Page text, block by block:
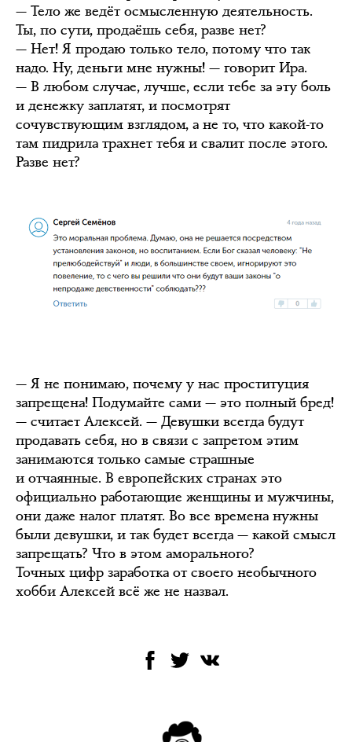
— Тело же ведёт осмысленную деятельность.
Ты, по сути, продаёшь себя, разве нет?
— Нет! Я продаю только тело, потому что так
надо. Ну, деньги мне нужны! — говорит Ира.
— В любом случае, лучше, если тебе за эту боль
и денежку заплатят, и посмотрят
сочувствующим взглядом, а не то, что какой-то
там пидрила трахнет тебя и свалит после этого.
Разве нет?
— Я не понимаю, почему у нас проституция
запрещена! Подумайте сами — это полный бред!
— считает Алексей. — Девушки всегда будут
продавать себя, но в связи с запретом этим
занимаются только самые страшные
и отчаянные. В европейских странах это
официально работающие женщины и мужчины,
они даже налог платят. Во все времена нужны
были девушки, и так будет всегда — какой смысл
запрещать? Что в этом аморального?
Точных цифр заработка от своего необычного
хобби Алексей всё же не назвал.